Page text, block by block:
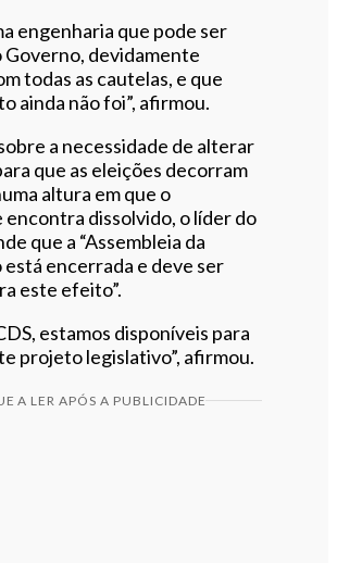
engenharia que pode ser
Governo, devidamente
todas as cautelas, e que
ainda não foi”, afirmou.
a necessidade de alterar
que as eleições decorram
altura em que o
encontra dissolvido, o líder do
que a “Assembleia da
está encerrada e deve ser
este efeito”.
estamos disponíveis para
projeto legislativo”, afirmou.
A LER APÓS A PUBLICIDADE